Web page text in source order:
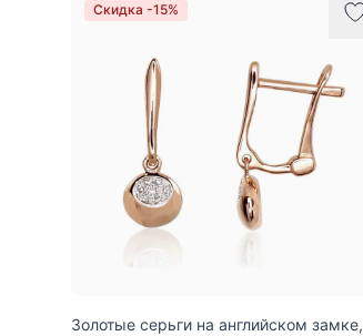
Скидка -15%
Золотые серьги на английском замке,